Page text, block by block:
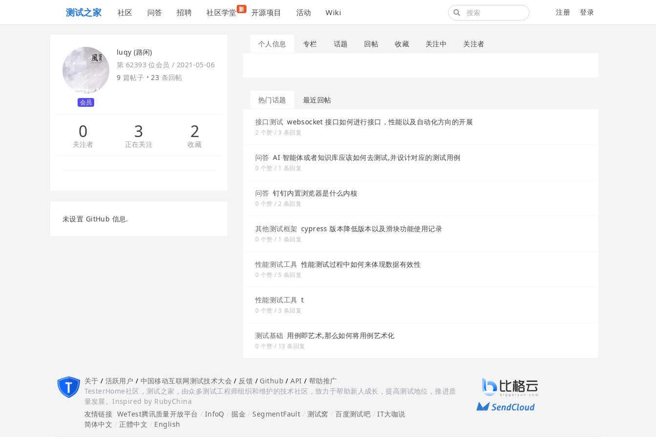
测试之家 社区 问答 招聘 社区学堂 新 开源项目 活动 Wiki 注册 登录
会员
luqy (路闲)
第 62393 位会员 / 2021-05-06
9 篇帖子 •23 条回帖
0
关注者
3
正在关注
2
收藏
未设置 GitHub 信息.
个人信息 专栏 话题 回帖 收藏 关注中 关注者
热门话题 最近回帖
接口测试 websocket 接口如何进行接口，性能以及自动化方向的开展
2 个赞 / 3 条回复
问答 AI 智能体或者知识库应该如何去测试,并设计对应的测试用例
0 个赞 / 1 条回复
问答 钉钉内置浏览器是什么内核
0 个赞 / 2 条回复
其他测试框架 cypress 版本降低版本以及滑块功能使用记录
0 个赞 / 1 条回复
性能测试工具 性能测试过程中如何来体现数据有效性
0 个赞 / 5 条回复
性能测试工具 t
0 个赞 / 3 条回复
测试基础 用例即艺术,那么如何将用例艺术化
0 个赞 / 13 条回复
关于 / 活跃用户 / 中国移动互联网测试技术大会 / 反馈 / Github /API / 帮助推广
TesterHome社区，测试之家，由众多测试工程师组织和维护的技术社区，致力于帮助新人成长，提高测试地位，推进质
量发展。Inspired by RubyChina
友情链接 WeTest腾讯质量开放平台 InfoQ /掘金 /SegmentFault 测试窝 /百度测试吧 /IT大咖说
简体中文
正體中文 English